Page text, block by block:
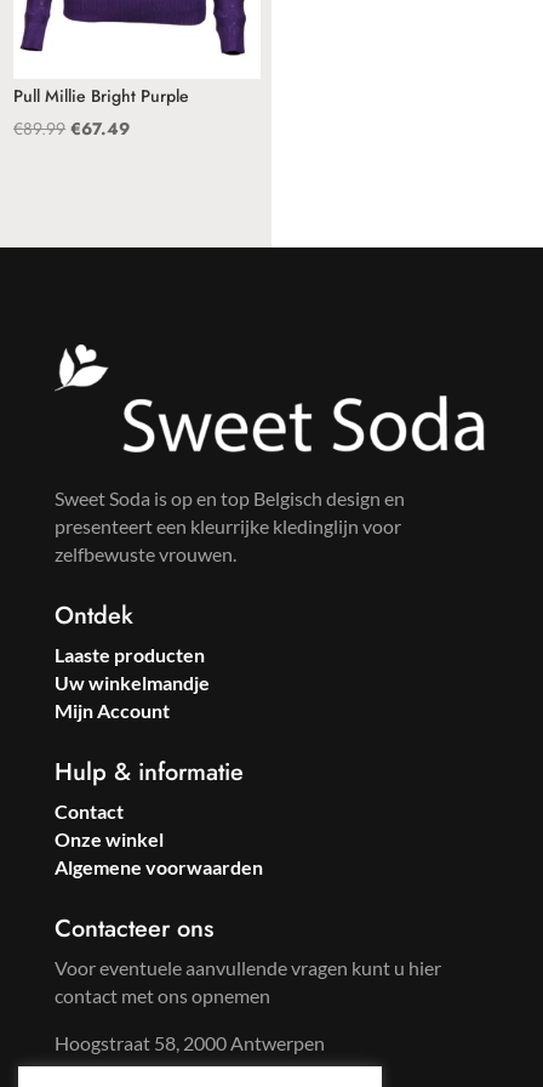
Pull Millie Bright Purple
€89.99 Oorspronkelijke
€67.49Huidige
Sweet Soda is op en top Belgisch design en
presenteert een kleurrijke kledinglijn voor
zelfbewuste vrouwen.
Ontdek
Laaste producten
Uw winkelmandje
Mijn Account
Hulp & informatie
Contact
Onze winkel
Algemene voorwaarden
Contacteer ons
Voor eventuele aanvullende vragen kunt u hier
contact met ons opnemen
Hoogstraat 58, 2000 Antwerpen